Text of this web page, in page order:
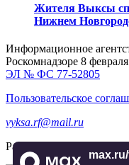
Жителя Выксы
Нижнем
Информационное
Роскомнадзоре 8
ЭЛ № ФС 77-52805
Пользовательское
vyksa.rf@mail.ru
Разработка и